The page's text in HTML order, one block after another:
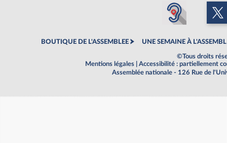
BOUTIQUE DE L'ASSEMBLEE UNE SEMAINE À
©Tous droits
Mentions légales
Accessibilité : partiellement
Assemblée nationale - 126 Rue de